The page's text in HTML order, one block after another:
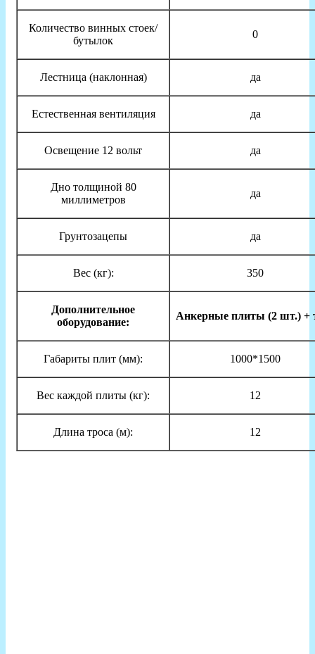
Количество винных стоек/
бутылок
0
Лестница (наклонная) да
Естественная вентиляция да
Освещение 12 вольт да
Дно толщиной 80
миллиметров
да
Грунтозацепы да
Вес (кг): 350
Дополнительное
оборудование:
Анкерные плиты (2 шт.) +
Габариты плит (мм): 1000*1500
Вес каждой плиты (кг): 12
Длина троса (м): 12